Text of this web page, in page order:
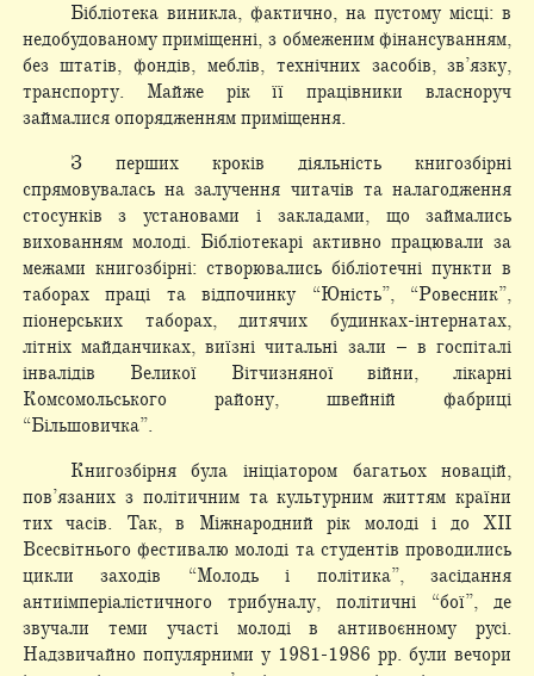
Бібліотека виникла, фактично, на пустому місці: в
недобудованому приміщенні, з обмеженим фінансуванням,
без штатів, фондів, меблів, технічних засобів, зв’язку,
транспорту. Майже рік її працівники власноруч
займалися опорядженням приміщення.
З перших кроків діяльність книгозбірні
спрямовувалась на залучення читачів та налагодження
стосунків з установами і закладами, що займались
вихованням молоді. Бібліотекарі активно працювали за
межами книгозбірні: створювались бібліотечні пункти в
таборах праці та відпочинку “Юність”, “Ровесник”,
піонерських таборах, дитячих будинках-інтернатах,
літніх майданчиках, виїзні читальні зали – в госпіталі
інвалідів Великої Вітчизняної війни, лікарні
Комсомольського району, швейній фабриці
“Більшовичка”.
Книгозбірня була ініціатором багатьох новацій,
пов’язаних з політичним та культурним життям країни
тих часів. Так, в Міжнародний рік молоді і до ХІІ
Всесвітнього фестивалю молоді та студентів проводились
цикли заходів “Молодь і політика”, засідання
антиімперіалістичного трибуналу, політичні “бої”, де
звучали теми участі молоді в антивоєнному русі.
Надзвичайно популярними у 1981-1986 рр. були вечори